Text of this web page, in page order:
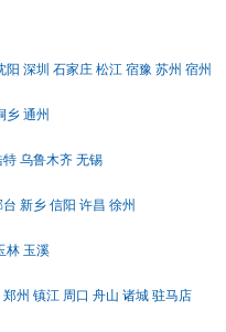
阳 深圳 石家庄 松江 宿豫 苏州 宿州
乡 通州
特 乌鲁木齐 无锡
台 新乡 信阳 许昌 徐州
林 玉溪
郑州 镇江 周口 舟山 诸城 驻马店